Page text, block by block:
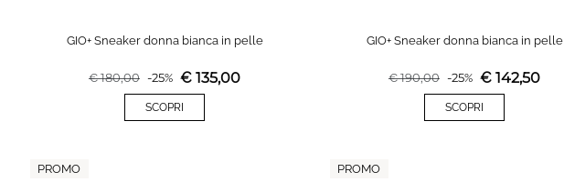
GIO+ Sneaker donna bianca in pelle
€180,00 -25% € 135,00
SCOPRI
GIO+ Sneaker donna bianca in pelle
€190,00 -25% € 142,50
SCOPRI
PROMO PROMO